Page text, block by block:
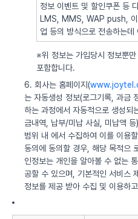
정보 이벤트 및 할인쿠폰 등
LMS, MMS, WAP push, 이
업 등의 방식으로 전송하는데
※위 정보는 가입당시 정보뿐
포함합니다.
6. 회사는 홈페이지(
는 자동생성 정보(로그기록, 과금
하는 과정에서 자동적으로 생성되
금내역, 납부/미납 사실, 미납액
범위 내 에서 수집하여 이를 이용
동의에 동의할 경우, 해당 목적으
인정보는 개인을 알아볼 수 없는
공할 수 있으며, 기본적인 서비스
정보를 제공 받아 수집 및 이용하